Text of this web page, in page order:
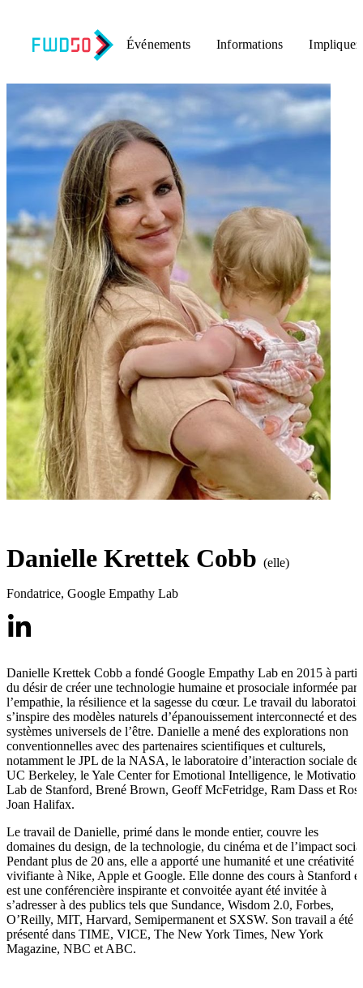
Événements Informations
Danielle Krettek Cobb (elle)
Fondatrice, Google Empathy Lab
Danielle Krettek Cobb a fondé Google Empathy Lab en 2015 à partir
du désir de créer une technologie humaine et prosociale informée par
l’empathie, la résilience et la sagesse du cœur. Le travail du
s’inspire des modèles naturels d’épanouissement interconnecté et des
systèmes universels de l’être. Danielle a mené des explorations non
conventionnelles avec des partenaires scientifiques et culturels,
notamment le JPL de la NASA, le laboratoire d’interaction sociale de
UC Berkeley, le Yale Center for Emotional Intelligence, le Motivation
Lab de Stanford, Brené Brown, Geoff McFetridge, Ram Dass et
Joan Halifax.
Le travail de Danielle, primé dans le monde entier, couvre les
domaines du design, de la technologie, du cinéma et de l’impact
Pendant plus de 20 ans, elle a apporté une humanité et une créativité
vivifiante à Nike, Apple et Google. Elle donne des cours à Stanford et
est une conférencière inspirante et convoitée ayant été invitée à
s’adresser à des publics tels que Sundance, Wisdom 2.0, Forbes,
O’Reilly, MIT, Harvard, Semipermanent et SXSW. Son travail a été
présenté dans TIME, VICE, The New York Times, New York
Magazine, NBC et ABC.